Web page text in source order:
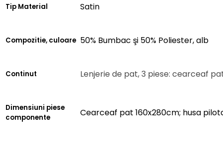
Tip Material Satin
Compozitie, culoare 50% Bumbac şi 50% Poliester, alb
Continut Lenjerie de pat, 3 piese: cearceaf
Dimensiuni piese
componente
Cearceaf pat 160x280cm; husa